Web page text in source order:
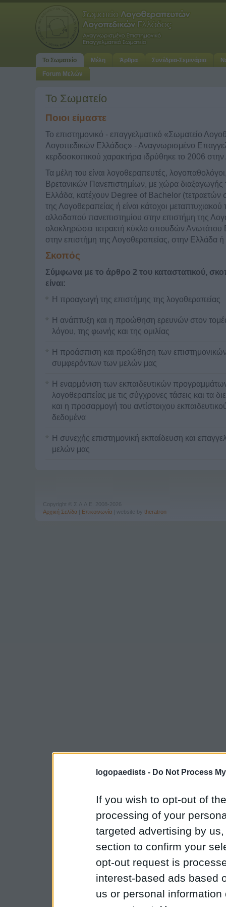
logopaedists - Do Not Process
If you wish to opt-out of
processing of your
targeted advertising by
section to confirm your
opt-out request is
interest-based ads based
us or personal
Το Σωματείο Μέλη Άρθρα Συνέδρια-Σεμινάρια
Forum Μελών
Το Σωματείο
Ποιοι είμαστε
Το επιστημονικό - επαγγελματικό «Σωματείο
Λογοπεδικών Ελλάδος» - Αναγνωρισμένο
κερδοσκοπικού χαρακτήρα ιδρύθηκε το 2006
Τα μέλη του είναι λογοθεραπευτές,
Βρετανικών Πανεπιστημίων, με χώρα
Ελλάδα, κατέχουν Degree of Bachelor
της Λογοθεραπείας ή είναι κάτοχοι
αλλοδαπού πανεπιστημίου στην επιστήμη της
ολοκληρώσει τετραετή κύκλο σπουδών Ανωτάτου
στην επιστήμη της Λογοθεραπείας, στην Ελλάδα ή
Σκοπός
Σύμφωνα με το άρθρο 2 του καταστατικού,
είναι:
Η προαγωγή της επιστήμης της λογοθεραπείας
Η ανάπτυξη και η προώθηση ερευνών στον
λόγου, της φωνής και της ομιλίας
Η προάσπιση και προώθηση των επιστημονικών
συμφερόντων των μελών μας
Η εναρμόνιση των εκπαιδευτικών
λογοθεραπείας με τις σύγχρονες τάσεις και τα
και η προσαρμογή του αντίστοιχου
δεδομένα
Η συνεχής επιστημονική εκπαίδευση και
μελών μας
Copyright © Σ.Λ.Λ.Ε. 2008-2026
Αρχική Σελίδα | Επικοινωνία | website by theratron